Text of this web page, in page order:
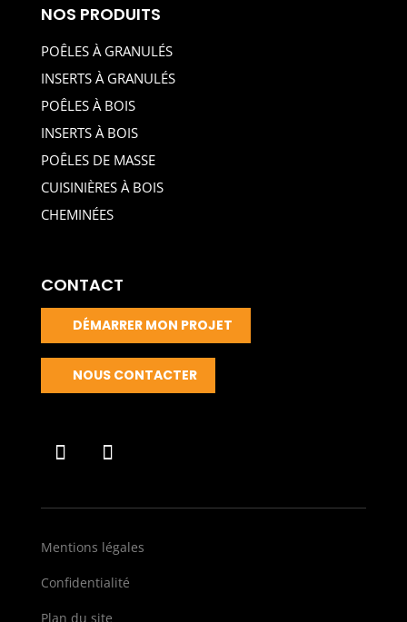
NOS PRODUITS
POÊLES À GRANULÉS
INSERTS À GRANULÉS
POÊLES À BOIS
INSERTS À BOIS
POÊLES DE MASSE
CUISINIÈRES À BOIS
CHEMINÉES
CONTACT
DÉMARRER MON PROJET
NOUS CONTACTER
Mentions légales
Confidentialité
Plan du site